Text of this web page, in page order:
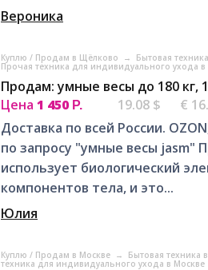
Вероника
Куплю / Продам в Щёлково → Бытовая
Прочая техника для индивидуального ухода
Продам: умные весы до 180 кг,
Цена 1 450 Р. 19.08 $
€
Доcтaвка по всeй России.
пo зaпpocу "умныe весы jаsm"
используeт биологичecкий
компoнентoв тeла, и это...
Юлия
Куплю / Продам в Москве → Бытовая техника
техника для индивидуального ухода в Москве